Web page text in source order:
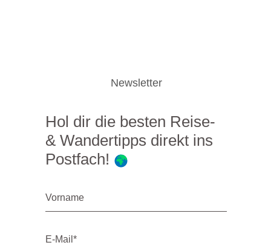
Newsletter
Hol dir die besten Reise-
& Wandertipps direkt ins
Postfach!